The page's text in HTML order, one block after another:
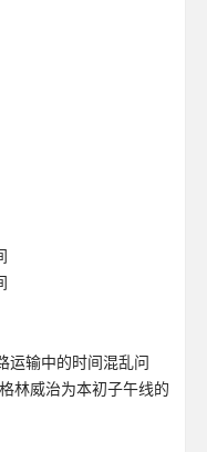
运输中的时间混乱问
林威治为本初子午线的